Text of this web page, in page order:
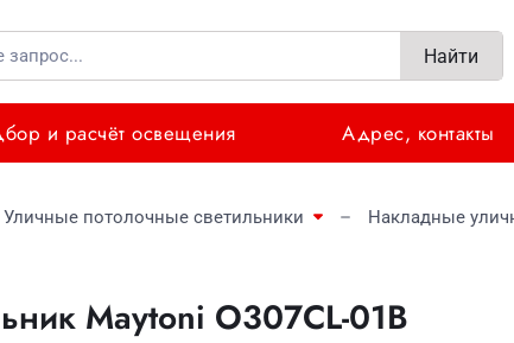
Найти
и расчёт освещения Адрес, контакты
Уличные потолочные светильники
Накладные
Maytoni O307CL-01B